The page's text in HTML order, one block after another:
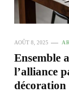
AOÛT 8, 2025
Ensemble
l’alliance
décoration